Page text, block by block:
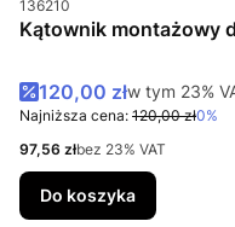
136210
Kątownik montażowy
Cena promocyjna
120,00 złw tym %s VAT
w tym 23%
Najniższa cena: 120,00 zł0%
Cena netto
97,56 złbez 23% VAT
Do koszyka